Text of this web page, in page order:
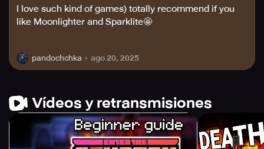
I love such kind of games) totally recommend if you
like Moonlighter and Sparklite🤩
pandochchka ago 20, 2025
Vídeos y retransmisiones